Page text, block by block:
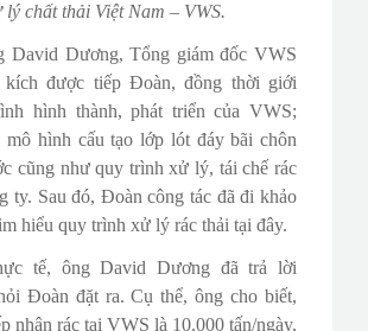
lý chất thải Việt Nam – VWS.
David Dương, Tổng giám đốc VWS
kích được tiếp Đoàn, đồng thời giới
hình thành, phát triển của VWS;
mô hình cấu tạo lớp lót đáy bãi chôn
cũng như quy trình xử lý, tái chế rác
ty. Sau đó, Đoàn công tác đã đi khảo
hiểu quy trình xử lý rác thải tại đây.
tế, ông David Dương đã trả lời
Đoàn đặt ra. Cụ thể, ông cho biết,
nhận rác tại VWS là 10.000 tấn/ngày,